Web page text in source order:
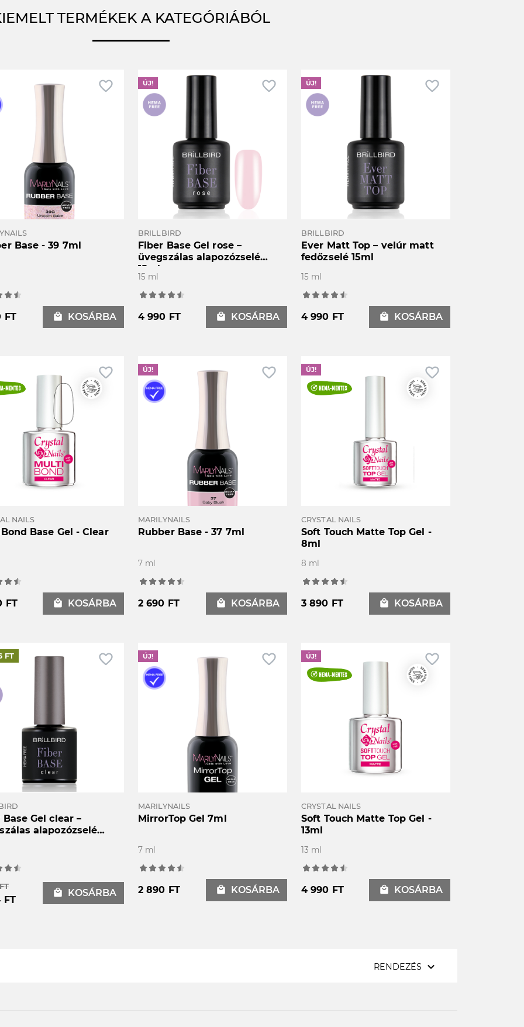
TERMÉKEK A KATEGÓRIÁBÓL
favorite_border
Base - 39 7ml
FT local_mall KOSÁRBA
favorite_border
ÚJ!
BRILLBIRD
Fiber Base Gel rose –
üvegszálas alapozózselé
15ml
15 ml
4 990 FT local_mall KOSÁRBA
favorite_border
ÚJ!
BRILLBIRD
Ever Matt Top – velúr matt
fedőzselé 15ml
15 ml
4 990 FT local_mall KOSÁRBA
favorite_border
NAILS
Base Gel - Clear
FT local_mall KOSÁRBA
favorite_border
ÚJ!
MARILYNAILS
Rubber Base - 37 7ml
7 ml
2 690 FT local_mall KOSÁRBA
favorite_border
ÚJ!
CRYSTAL NAILS
Soft Touch Matte Top Gel -
8ml
8 ml
3 890 FT local_mall KOSÁRBA
favorite_border
FT
Base Gel clear –
alapozózselé
FT
local_mall KOSÁRBA
favorite_border
ÚJ!
MARILYNAILS
MirrorTop Gel 7ml
7 ml
2 890 FT local_mall KOSÁRBA
favorite_border
ÚJ!
CRYSTAL NAILS
Soft Touch Matte Top Gel -
13ml
13 ml
4 990 FT local_mall KOSÁRBA
RENDEZÉS expand_more